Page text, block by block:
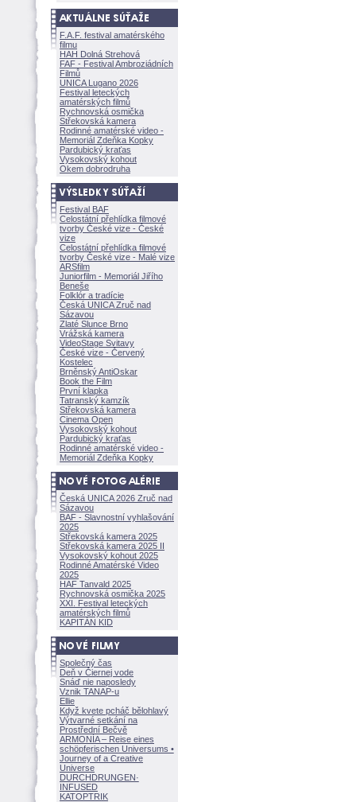
F.A.F. festival amatérského
filmu
HAH Dolná Strehov
FAF - Festival Ambroziádních
Filmů
UNICA Lugano 2026
Festival leteckých
amatérských filmů
Rychnovská osmička
Střekovská kamera
Rodinné amatérské video -
Memoriál Zdeňka Kopky
Pardubický kraťas
Vysokovský kohout
Okem dobrodruha
Festival BAF
Celostátní přehlídka filmové
tvorby České vize - České
vize
Celostátní přehlídka filmové
tvorby České vize - Malé vize
ARSfilm
Juniorfilm - Memoriál Jiřího
Beneše
Folklór a tradície
Česká UNICA Zruč nad
Sázavou
Zlaté Slunce Brno
Vrážská kamera
VideoStage Svitavy
České vize - Červený
Kostelec
Brněnský AntiOskar
Book the Film
První klapka
Tatranský kamzík
Střekovská kamera
Cinema Open
Vysokovský kohout
Pardubický kraťas
Rodinné amatérské video -
Memoriál Zdeňka Kopky
Česká UNICA 2026 Zruč nad
Sázavou
BAF - Slavnostní vyhlašování
2025
Střekovská kamera 2025
Střekovská kamera 2025 II
Vysokovský kohout 2025
Rodinné Amatérské Video
2025
HAF Tanvald 2025
Rychnovská osmička 2025
XXI. Festival leteckých
amatérských filmů
KAPITÁN KID
Společný čas
Deň v Čiernej vode
Snáď nie naposledy
Vznik TANAP-u
Ellie
Když kvete pcháč bělohlavý
Výtvarné setkání na
Prostřední Bečvě
ARMONÍA – Reise eines
schöpferischen Universums •
Journey of a Creative
Universe
DURCHDRUNGEN·
INFUSED
KATOPTRIK